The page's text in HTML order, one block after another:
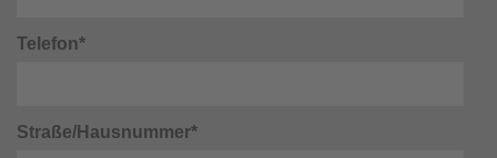
Telefon*
Straße/Hausnummer*